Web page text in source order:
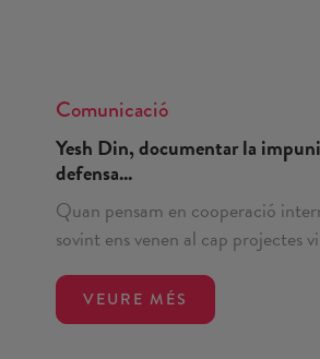
Comunicació
Yesh Din, documentar la
defensa...
Quan pensam en cooperació
sovint ens venen al cap projectes
VEURE MÉS